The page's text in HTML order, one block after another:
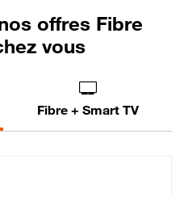
offres Fibre
vous
Fibre + Smart TV